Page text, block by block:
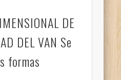
DE
DEL VAN Se
formas